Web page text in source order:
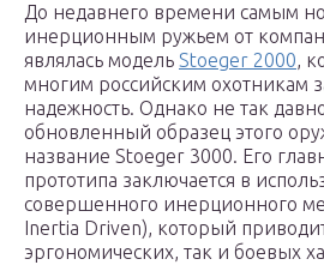
До недавнего времени самым
инерционным ружьем от
являлась модель Stoeger 2000,
многим российским охотникам
надежность. Однако не так
обновленный образец этого
название Stoeger 3000. Его
прототипа заключается в
совершенного инерционного
Inertia Driven), который
эргономических, так и боевых